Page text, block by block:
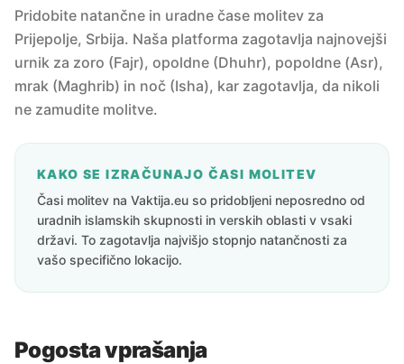
Pridobite natančne in uradne čase molitev za
Prijepolje, Srbija. Naša platforma zagotavlja najnovejši
urnik za zoro (Fajr), opoldne (Dhuhr), popoldne (Asr),
mrak (Maghrib) in noč (Isha), kar zagotavlja, da nikoli
ne zamudite molitve.
KAKO SE IZRAČUNAJO ČASI MOLITEV
Časi molitev na Vaktija.eu so pridobljeni neposredno od
uradnih islamskih skupnosti in verskih oblasti v vsaki
državi. To zagotavlja najvišjo stopnjo natančnosti za
vašo specifično lokacijo.
Pogosta vprašanja